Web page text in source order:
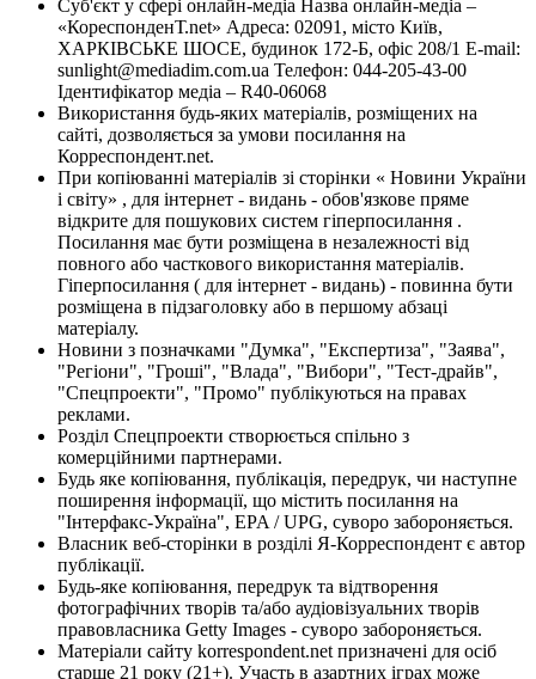
Суб'єкт у сфері онлайн-медіа Назва онлайн-медіа –
«КореспонденТ.net» Адреса: 02091, місто Київ,
ХАРКІВСЬКЕ ШОСЕ, будинок 172-Б, офіс 208/1 E-mail:
sunlight@mediadim.com.ua Телефон: 044-205-43-00
Ідентифікатор медіа – R40-06068
Використання будь-яких матеріалів, розміщених на
сайті, дозволяється за умови посилання на
Корреспондент.net.
При копіюванні матеріалів зі сторінки « Новини України
і світу» , для інтернет - видань - обов'язкове пряме
відкрите для пошукових систем гіперпосилання .
Посилання має бути розміщена в незалежності від
повного або часткового використання матеріалів.
Гіперпосилання ( для інтернет - видань) - повинна бути
розміщена в підзаголовку або в першому абзаці
матеріалу.
Новини з позначками "Думка", "Експертиза", "Заява",
"Регіони", "Гроші", "Влада", "Вибори", "Тест-драйв",
"Спецпроекти", "Промо" публікуються на правах
реклами.
Розділ Спецпроекти створюється спільно з
комерційними партнерами.
Будь яке копіювання, публікація, передрук, чи наступне
поширення інформації, що містить посилання на
"Інтерфакс-Україна", EPA / UPG, суворо забороняється.
Власник веб-сторінки в розділі Я-Корреспондент є автор
публікації.
Будь-яке копіювання, передрук та відтворення
фотографічних творів та/або аудіовізуальних творів
правовласника Getty Images - суворо забороняється.
Матеріали сайту korrespondent.net призначені для осіб
старше 21 року (21+). Участь в азартних іграх може